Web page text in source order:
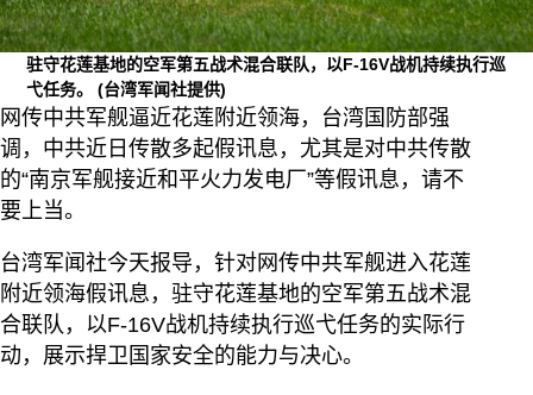
驻守花莲基地的空军第五战术混合联队，以F-16V战机持续执行巡
弋任务。(台湾军闻社提供)
网传中共军舰逼近花莲附近领海，台湾国防部强
调，中共近日传散多起假讯息，尤其是对中共传散
的“南京军舰接近和平火力发电厂”等假讯息，请不
要上当。
台湾军闻社今天报导，针对网传中共军舰进入花莲
附近领海假讯息，驻守花莲基地的空军第五战术混
合联队，以F-16V战机持续执行巡弋任务的实际行
动，展示捍卫国家安全的能力与决心。